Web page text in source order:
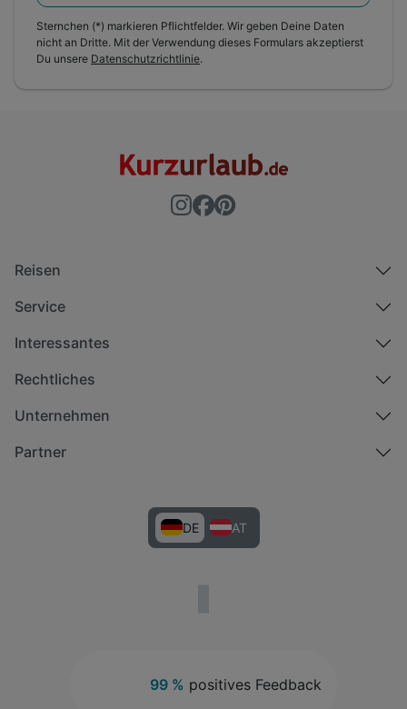
Sternchen (*) markieren Pflichtfelder. Wir geben Deine Daten
nicht an Dritte. Mit der Verwendung dieses Formulars akzeptierst
Du unsere Datenschutzrichtlinie.
99 % positives Feedback
Reisen
Service
Interessantes
Rechtliches
Unternehmen
Partner
DE AT